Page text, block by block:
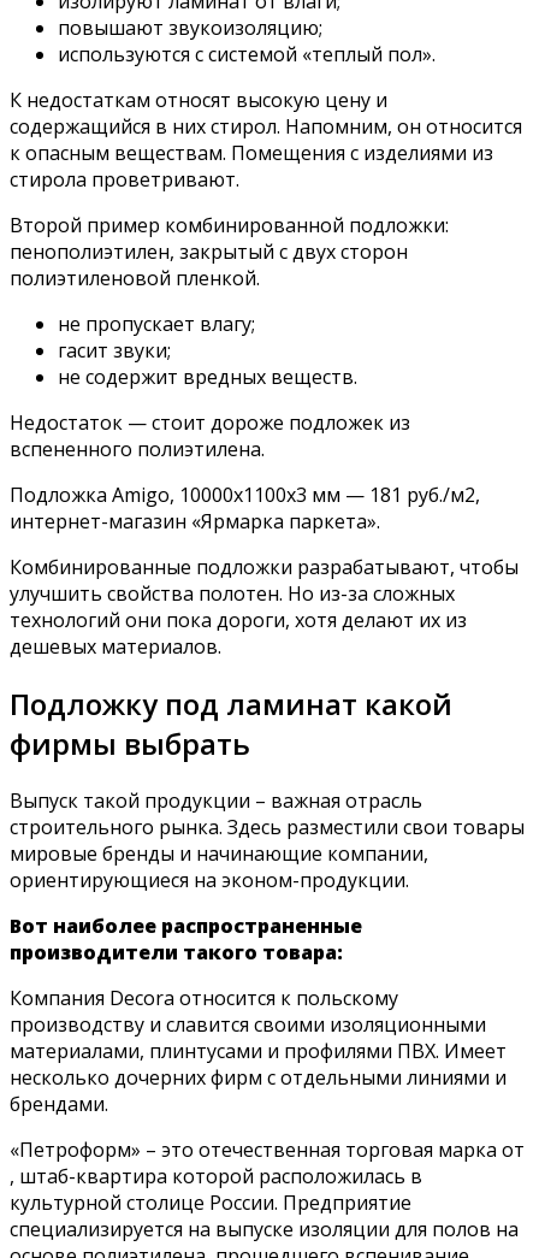
повышают звукоизоляцию;
используются с системой «теплый пол».
К недостаткам относят высокую цену и
содержащийся в них стирол. Напомним, он относится
к опасным веществам. Помещения с изделиями из
стирола проветривают.
Второй пример комбинированной подложки:
пенополиэтилен, закрытый с двух сторон
полиэтиленовой пленкой.
не пропускает влагу;
гасит звуки;
не содержит вредных веществ.
Недостаток — стоит дороже подложек из
вспененного полиэтилена.
Подложка Amigo, 10000х1100х3 мм — 181 руб./м2,
интернет-магазин «Ярмарка паркета».
Комбинированные подложки разрабатывают, чтобы
улучшить свойства полотен. Но из-за сложных
технологий они пока дороги, хотя делают их из
дешевых материалов.
Подложку под ламинат какой
фирмы выбрать
Выпуск такой продукции – важная отрасль
строительного рынка. Здесь разместили свои товары
мировые бренды и начинающие компании,
ориентирующиеся на эконом-продукции.
Вот наиболее распространенные
производители такого товара:
Компания Decora относится к польскому
производству и славится своими изоляционными
материалами, плинтусами и профилями ПВХ. Имеет
несколько дочерних фирм с отдельными линиями и
брендами.
«Петроформ» – это отечественная торговая марка от
, штаб-квартира которой расположилась в
культурной столице России. Предприятие
специализируется на выпуске изоляции для полов на